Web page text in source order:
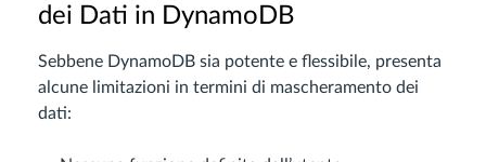
dei Dati in DynamoDB
Sebbene DynamoDB sia potente e flessibile, presenta
alcune limitazioni in termini di mascheramento dei
dati: